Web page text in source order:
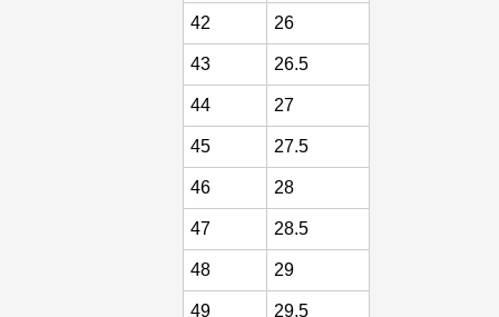
42 26
43 26.5
44 27
45 27.5
46 28
47 28.5
48 29
49 29.5